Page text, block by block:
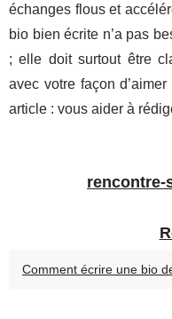
échanges flous et
bio bien écrite n’a pas
; elle doit surtout être
avec votre façon
article : vous aider à
rencontre-
Comment écrire une bio